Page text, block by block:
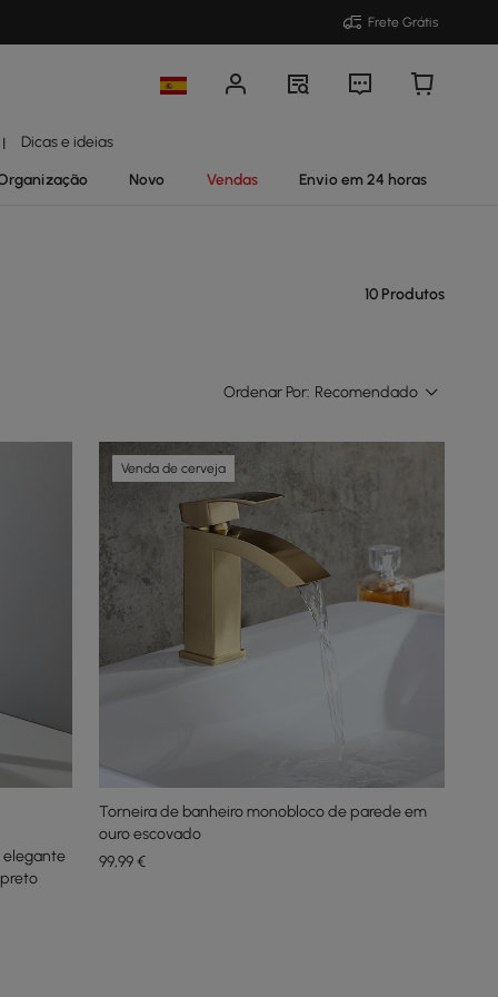
Frete Grátis
| Dicas e ideias
Novo Vendas Envio em 24 horas
10 Produtos
Ordenar Por: Recomendado
elegante
Venda de cerveja
Torneira de banheiro monobloco de parede em
ouro escovado
99,99€